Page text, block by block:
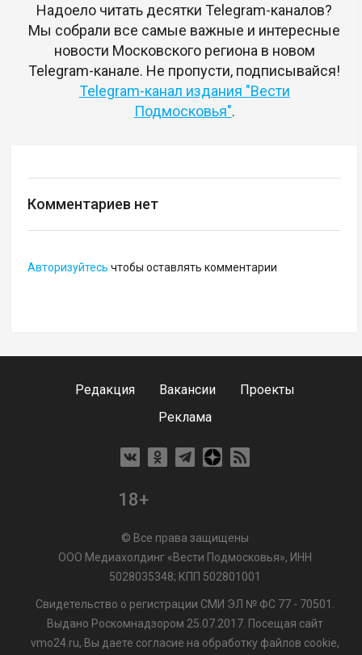
Надоело читать десятки Telegram-каналов?
Мы собрали все самые важные и интересные
новости Московского региона в новом
Telegram-канале. Не пропусти, подписывайся!
Telegram-канал издания "Вести
Подмосковья".
Комментариев нет
Авторизуйтесь чтобы оставлять комментарии
Редакция Вакансии
Проекты
Реклама
18+
© Все права защищены
ООО Медиахолдинг «Вести Подмосковья», ИНН
5028035348; КПП 502801001
Свидетельство о регистрации СМИ ЭЛ № ФС 77 - 70501.
Выдано Роскомнадзором 25.07.2017. Посещая сайт
vmo24.ru, Вы даете согласие на обработку файлов cookie,